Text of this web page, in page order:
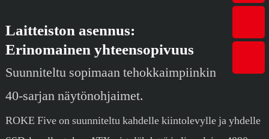
Laitteiston asennus:
Erinomainen yhteensopivuus
Suunniteltu sopimaan tehokkaimpiinkin
40-sarjan näytönohjaimet.
ROKE Five on suunniteltu kahdelle kiintolevylle ja yhdelle